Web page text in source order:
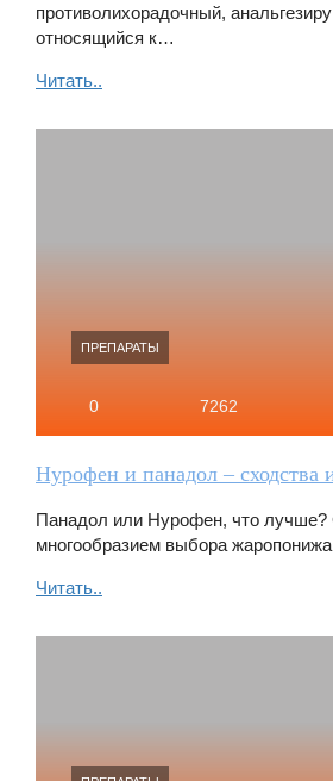
противолихорадочный,
относящийся к…
Читать..
ПРЕПАРАТЫ
0 7262
Нурофен и панадол – сходства
Панадол или Нурофен, что лучше?
многообразием выбора
Читать..